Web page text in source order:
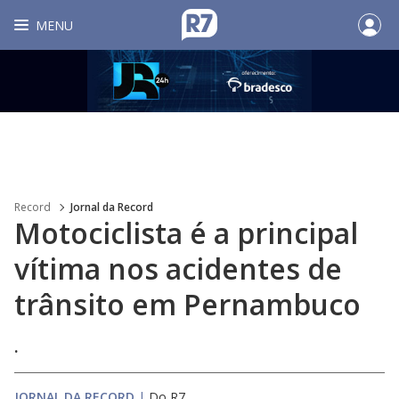
MENU
Record Jornal da Record
Motociclista é a principal
vítima nos acidentes de
trânsito em Pernambuco
.